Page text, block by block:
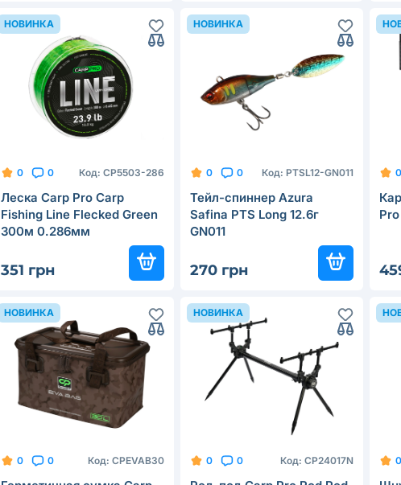
НОВИНКА
0 0 Код: CP5503-286
Леска Carp Pro Carp
Fishing Line Flecked Green
300м 0.286мм
351 грн
НОВИНКА
0 0 Код: PTSL12-GN011
Тейл-спиннер Azura
Safina PTS Long 12.6г
GN011
270 грн
0
НОВИНКА
0 0 Код: CPEVAB30
НОВИНКА
0 0 Код: CP24017N 0